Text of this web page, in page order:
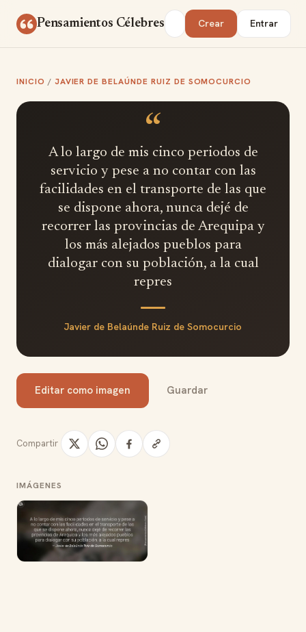
Pensamientos Célebres Buscar Crear Entrar
INICIO / JAVIER DE BELAÚNDE RUIZ DE SOMOCURCIO
“
A lo largo de mis cinco periodos de
servicio y pese a no contar con las
facilidades en el transporte de las que
se dispone ahora, nunca dejé de
recorrer las provincias de Arequipa y
los más alejados pueblos para
dialogar con su población, a la cual
repres
Javier de Belaúnde Ruiz de Somocurcio
Editar como imagen Guardar
Compartir
IMÁGENES